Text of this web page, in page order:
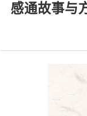
感通故事与